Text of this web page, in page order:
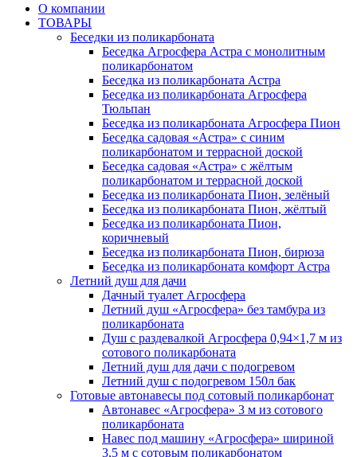
О компании
ТОВАРЫ
Беседки из поликарбоната
Беседка Агросфера Астра с монолитным
поликарбонатом
Беседка из поликарбоната Астра
Беседка из поликарбоната Агросфера
Тюльпан
Беседка из поликарбоната Агросфера Пион
Беседка садовая «Астра» с синим
поликарбонатом и террасной доской
Беседка садовая «Астра» с жёлтым
поликарбонатом и террасной доской
Беседка из поликарбоната Пион, зелёный
Беседка из поликарбоната Пион, жёлтый
Беседка из поликарбоната Пион,
коричневый
Беседка из поликарбоната Пион, бирюза
Беседка из поликарбоната комфорт Астра
Летний душ для дачи
Дачный туалет Агросфера
Летний душ «Агросфера» без тамбура из
поликарбоната
Душ с раздевалкой Агросфера 0,94×1,7 м из
сотового поликарбоната
Летний душ для дачи с подогревом
Летний душ с подогревом 150л бак
Готовые автонавесы под сотовый поликарбонат
Автонавес «Агросфера» 3 м из сотового
поликарбоната
Навес под машину «Агросфера» шириной
3,5 м с сотовым поликарбонатом